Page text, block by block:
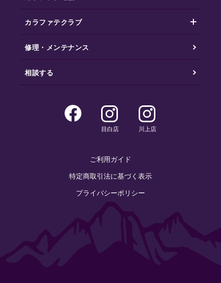
カラファテクラブ
修理・メンテナンス
相談する
目白店 川上店
ご利用ガイド
特定商取引法に基づく表示
プライバシーポリシー